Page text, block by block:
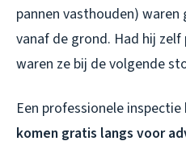
pannen vasthouden)
vanaf de grond. Had hij
waren ze bij de volgende
Een professionele
komen gratis langs voor